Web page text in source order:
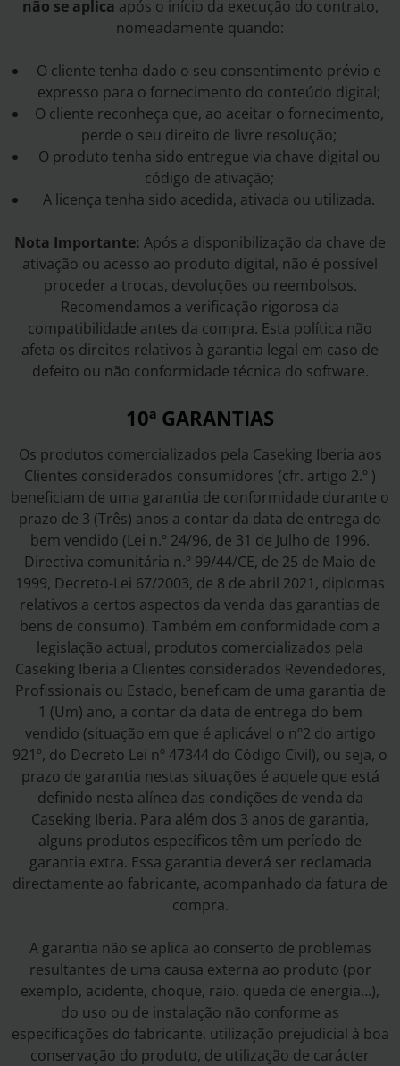
não se aplica após o início da execução do contrato,
nomeadamente quando:
O cliente tenha dado o seu consentimento prévio e
expresso para o fornecimento do conteúdo digital;
O cliente reconheça que, ao aceitar o fornecimento,
perde o seu direito de livre resolução;
O produto tenha sido entregue via chave digital ou
código de ativação;
A licença tenha sido acedida, ativada ou utilizada.
Nota Importante: Após a disponibilização da chave de
ativação ou acesso ao produto digital, não é possível
proceder a trocas, devoluções ou reembolsos.
Recomendamos a verificação rigorosa da
compatibilidade antes da compra. Esta política não
afeta os direitos relativos à garantia legal em caso de
defeito ou não conformidade técnica do software.
10ª GARANTIAS
Os produtos comercializados pela Caseking Iberia aos
Clientes considerados consumidores (cfr. artigo 2.º )
beneficiam de uma garantia de conformidade durante o
prazo de 3 (Três) anos a contar da data de entrega do
bem vendido (Lei n.º 24/96, de 31 de Julho de 1996.
Directiva comunitária n.º 99/44/CE, de 25 de Maio de
1999, Decreto-Lei 67/2003, de 8 de abril 2021, diplomas
relativos a certos aspectos da venda das garantias de
bens de consumo). Também em conformidade com a
legislação actual, produtos comercializados pela
Caseking Iberia a Clientes considerados Revendedores,
Profissionais ou Estado, beneficam de uma garantia de
1 (Um) ano, a contar da data de entrega do bem
vendido (situação em que é aplicável o nº2 do artigo
921º, do Decreto Lei nº 47344 do Código Civil), ou seja, o
prazo de garantia nestas situações é aquele que está
definido nesta alínea das condições de venda da
Caseking Iberia. Para além dos 3 anos de garantia,
alguns produtos específicos têm um período de
garantia extra. Essa garantia deverá ser reclamada
directamente ao fabricante, acompanhado da fatura de
compra.
A garantia não se aplica ao conserto de problemas
resultantes de uma causa externa ao produto (por
exemplo, acidente, choque, raio, queda de energia…),
do uso ou de instalação não conforme as
especificações do fabricante, utilização prejudicial à boa
conservação do produto, de utilização de carácter